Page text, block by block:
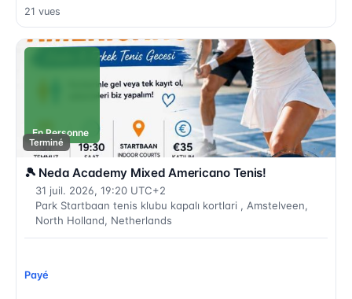
21 vues
En Personne
Terminé
🎾 Neda Academy Mixed Americano Tenis!
31 juil. 2026, 19:20 UTC+2
Park Startbaan tenis klubu kapalı kortlari , Amstelveen,
North Holland, Netherlands
Payé